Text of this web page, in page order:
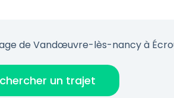
de Vandœuvre-lès-nancy à
un trajet